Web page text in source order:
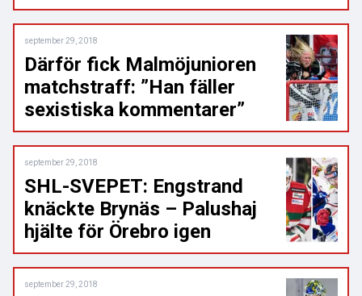
september 29, 2018
Därför fick Malmöjunioren
matchstraff: ”Han fäller
sexistiska kommentarer”
september 29, 2018
SHL-SVEPET: Engstrand
knäckte Brynäs – Palushaj
hjälte för Örebro igen
september 29, 2018